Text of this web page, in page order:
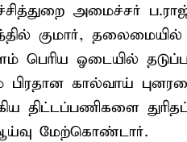
அமைச்சர்
குமார்,
பெரிய ஓடையில்
கால்வாய்
ஆய்வு மேற்கொண்டார்.